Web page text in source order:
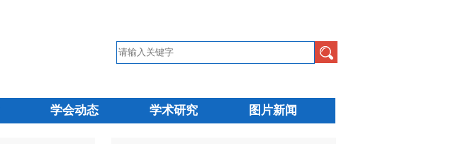
学会动态 学术研究 图片新闻